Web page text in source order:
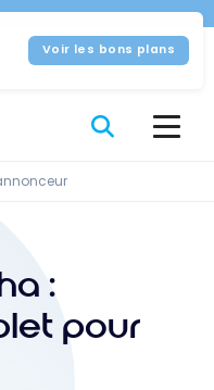
Voir les bons plans
:
pour